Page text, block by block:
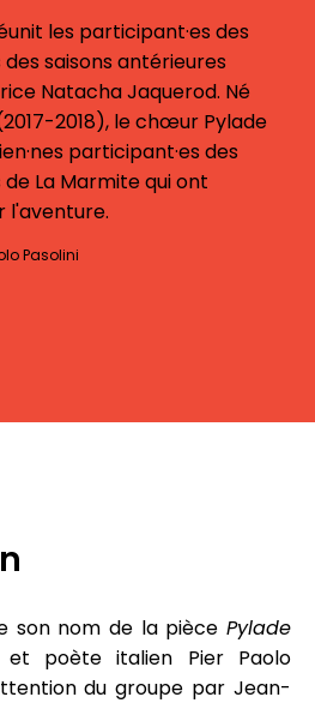
les participant·es des
saisons antérieures
Natacha Jaquerod. Né
2018), le chœur Pylade
participant·es des
La Marmite qui ont
l'aventure.
Pasolini
son nom de la pièce Pylade
et poète italien Pier Paolo
du groupe par Jean-